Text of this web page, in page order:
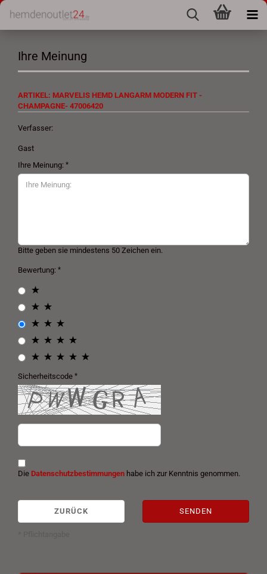
Ihre Meinung
ARTIKEL: MARVELIS HEMD LANGARM MODERN FIT -
CHAMPAGNE- 47006420
Verfasser:
Gast
Ihre Meinung:
Bitte geben sie mindestens 50 Zeichen ein.
Bewertung:
Sicherheitscode
Die Datenschutzbestimmungen habe ich zur Kenntnis genommen.
ZURÜCK SENDEN